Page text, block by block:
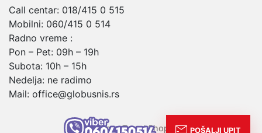
Call centar: 018/415 0 515
Mobilni: 060/415 0 514
Radno vreme :
Pon – Pet: 09h – 19h
Subota: 10h – 15h
Nedelja: ne radimo
Mail: office@globusnis.rs
Globus Travel Shop